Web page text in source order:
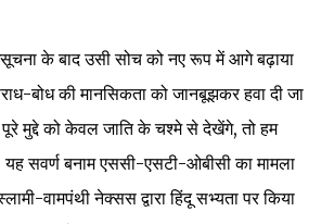
के बाद उसी सोच को नए रूप में आगे बढ़ाया
बोध की मानसिकता को जानबूझकर हवा दी जा
मुद्दे को केवल जाति के चश्मे से देखेंगे, तो हम
सवर्ण बनाम एससी-एसटी-ओबीसी का मामला
वामपंथी नेक्सस द्वारा हिंदू सभ्यता पर किया